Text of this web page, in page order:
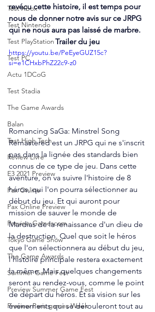
Test Xbox
Test Nintendo
Test PlayStation
Test PC
Actu 1DCoG
Test Stadia
The Game Awards
Balan
Test High Tech
Review Livre
E3 2021 Preview
Pax Online
Pax Online Preview
Preview Gamescom
Tokyo Game Show
The Game Awards
Summer Game Fest
Preview Summer Game Fest
Preview Paris games Week
revécu cette histoire, il est temps pour
nous de donner notre avis sur ce JRPG
qui ne nous aura pas laissé de marbre.
Trailer du jeu
https://youtu.be/PeEyeGUZ15c?
si=e1CHxbPhZ22c9-z0
Romancing SaGa: Minstrel Song
Remastered est un JRPG qui ne s'inscrit
pas dans la lignée des standards bien
connus de ce type de jeu. Dans cette
aventure, on va suivre l'histoire de 8
héros, qui l'on pourra sélectionner au
début du jeu. Et qui auront pour
mission de sauver le monde de
Mardias de la renaissance d'un dieu de
la destruction. Quel que soit le héros
que l'on sélectionnera au début du jeu,
l'histoire principale restera exactement
la même. Mais quelques changements
seront au rendez-vous, comme le point
de départ du héros. Et sa vision sur les
événements qui se dérouleront tout au